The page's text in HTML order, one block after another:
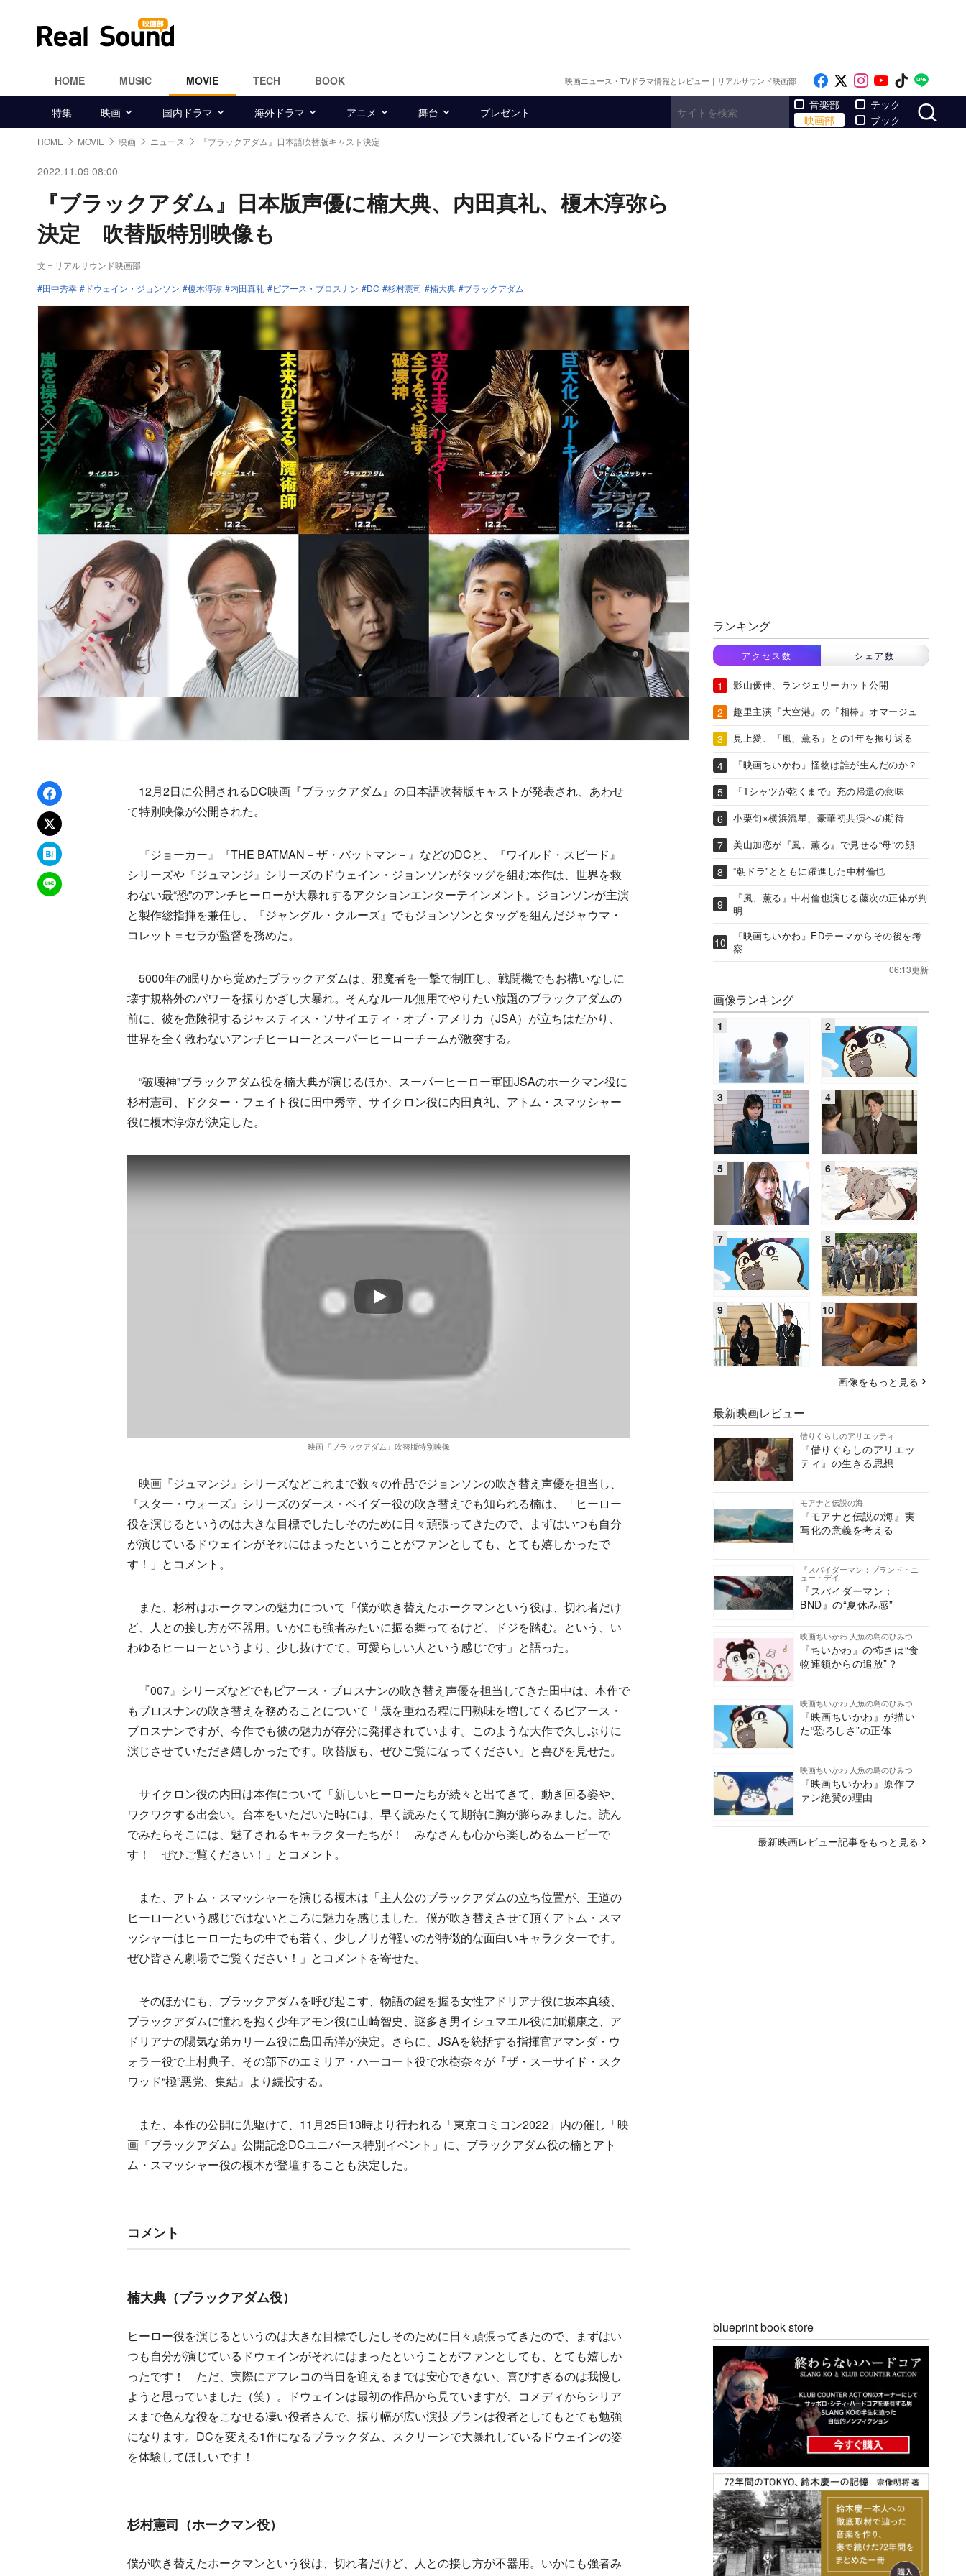
HOME MUSIC MOVIE TECH BOOK 映画ニュース・TVドラマ情報とレビュー｜リアルサウンド映画部 Like on Facebook
Follow on x
Follow on
Follow on
Follow
特集 映画 国内ドラマ 海外ドラマ アニメ 舞台 プレゼント
音楽部
映画部
テック
ブック
HOME MOVIE 映画 ニュース 『ブラックアダム』日本語吹替版キャスト決定
2022.11.09 08:00
『ブラックアダム』日本版声優に楠大典、内田真礼、榎木淳弥ら
決定 吹替版特別映像も
文＝リアルサウンド映画部
田中秀幸
ドウェイン・ジョンソン 榎木淳弥 内田真礼 ピアース・ブロスナン DC 杉村憲司 楠大典 ブラックアダム
Facebookでシェア
xでポスト
はてなブックマーク
LINEで送る
12月2日に公開されるDC映画『ブラックアダム』の日本語吹替版キャストが発表され、あわせ
て特別映像が公開された。
『ジョーカー』『THE BATMAN－ザ・バットマン－』などのDCと、『ワイルド・スピード』
シリーズや『ジュマンジ』シリーズのドウェイン・ジョンソンがタッグを組む本作は、世界を救
わない最“恐”のアンチヒーローが大暴れするアクションエンターテインメント。ジョンソンが主演
と製作総指揮を兼任し、『ジャングル・クルーズ』でもジョンソンとタッグを組んだジャウマ・
コレット＝セラが監督を務めた。
5000年の眠りから覚めたブラックアダムは、邪魔者を一撃で制圧し、戦闘機でもお構いなしに
壊す規格外のパワーを振りかざし大暴れ。そんなルール無用でやりたい放題のブラックアダムの
前に、彼を危険視するジャスティス・ソサイエティ・オブ・アメリカ（JSA）が立ちはだかり、
世界を全く救わないアンチヒーローとスーパーヒーローチームが激突する。
“破壊神”ブラックアダム役を楠大典が演じるほか、スーパーヒーロー軍団JSAのホークマン役に
杉村憲司、ドクター・フェイト役に田中秀幸、サイクロン役に内田真礼、アトム・スマッシャー
役に榎木淳弥が決定した。
映画『ブラックアダム』吹替版特別映像
映画『ジュマンジ』シリーズなどこれまで数々の作品でジョンソンの吹き替え声優を担当し、
『スター・ウォーズ』シリーズのダース・ベイダー役の吹き替えでも知られる楠は、「ヒーロー
役を演じるというのは大きな目標でしたしそのために日々頑張ってきたので、まずはいつも自分
が演じているドウェインがそれにはまったということがファンとしても、とても嬉しかったで
す！」とコメント。
また、杉村はホークマンの魅力について「僕が吹き替えたホークマンという役は、切れ者だけ
ど、人との接し方が不器用。いかにも強者みたいに振る舞ってるけど、ドジを踏む。という、い
わゆるヒーローというより、少し抜けてて、可愛らしい人という感じです」と語った。
『007』シリーズなどでもピアース・ブロスナンの吹き替え声優を担当してきた田中は、本作で
もブロスナンの吹き替えを務めることについて「歳を重ねる程に円熟味を増してくるピアース・
ブロスナンですが、今作でも彼の魅力が存分に発揮されています。このような大作で久しぶりに
演じさせていただき嬉しかったです。吹替版も、ぜひご覧になってください」と喜びを見せた。
サイクロン役の内田は本作について「新しいヒーローたちが続々と出てきて、動き回る姿や、
ワクワクする出会い。台本をいただいた時には、早く読みたくて期待に胸が膨らみました。読ん
でみたらそこには、魅了されるキャラクターたちが！ みなさんも心から楽しめるムービーで
す！ ぜひご覧ください！」とコメント。
また、アトム・スマッシャーを演じる榎木は「主人公のブラックアダムの立ち位置が、王道の
ヒーローという感じではないところに魅力を感じました。僕が吹き替えさせて頂くアトム・スマ
ッシャーはヒーローたちの中でも若く、少しノリが軽いのが特徴的な面白いキャラクターです。
ぜひ皆さん劇場でご覧ください！」とコメントを寄せた。
そのほかにも、ブラックアダムを呼び起こす、物語の鍵を握る女性アドリアナ役に坂本真綾、
ブラックアダムに憧れを抱く少年アモン役に山崎智史、謎多き男イシュマエル役に加瀬康之、ア
ドリアナの陽気な弟カリーム役に島田岳洋が決定。さらに、JSAを統括する指揮官アマンダ・ウ
ォラー役で上村典子、その部下のエミリア・ハーコート役で水樹奈々が『ザ・スーサイド・スク
ワッド“極”悪党、集結』より続投する。
また、本作の公開に先駆けて、11月25日13時より行われる「東京コミコン2022」内の催し「映
画『ブラックアダム』公開記念DCユニバース特別イベント」に、ブラックアダム役の楠とアト
ム・スマッシャー役の榎木が登壇することも決定した。
コメント
楠大典（ブラックアダム役）
ヒーロー役を演じるというのは大きな目標でしたしそのために日々頑張ってきたので、まずはい
つも自分が演じているドウェインがそれにはまったということがファンとしても、とても嬉しか
ったです！ ただ、実際にアフレコの当日を迎えるまでは安心できない、喜びすぎるのは我慢し
ようと思っていました（笑）。ドウェインは最初の作品から見ていますが、コメディからシリア
スまで色んな役をこなせる凄い役者さんで、振り幅が広い演技プランは役者としてもとても勉強
になります。DCを変える1作になるブラックダム、スクリーンで大暴れしているドウェインの姿
を体験してほしいです！
杉村憲司（ホークマン役）
僕が吹き替えたホークマンという役は、切れ者だけど、人との接し方が不器用。いかにも強者み
ランキング
アクセス数 シェア数
影山優佳、ランジェリーカット公開
趣里主演『大空港』の『相棒』オマージュ
見上愛、『風、薫る』との1年を振り返る
『映画ちいかわ』怪物は誰が生んだのか？
『Tシャツが乾くまで』充の帰還の意味
小栗旬×横浜流星、豪華初共演への期待
美山加恋が『風、薫る』で見せる“母”の顔
“朝ドラ”とともに躍進した中村倫也
『風、薫る』中村倫也演じる藤次の正体が判
明
『映画ちいかわ』EDテーマからその後を考
察
06:13更新
画像ランキング
画像をもっと見る
最新映画レビュー
借りぐらしのアリエッティ
『借りぐらしのアリエッ
ティ』の生きる思想
モアナと伝説の海
『モアナと伝説の海』実
写化の意義を考える
『スパイダーマン：ブランド・ニ
ュー・デイ
『スパイダーマン：
BND』の“夏休み感”
映画ちいかわ 人魚の島のひみつ
『ちいかわ』の怖さは“食
物連鎖からの追放”？
映画ちいかわ 人魚の島のひみつ
『映画ちいかわ』が描い
た“恐ろしさ”の正体
映画ちいかわ 人魚の島のひみつ
『映画ちいかわ』原作フ
ァン絶賛の理由
最新映画レビュー記事をもっと見る
blueprint book store